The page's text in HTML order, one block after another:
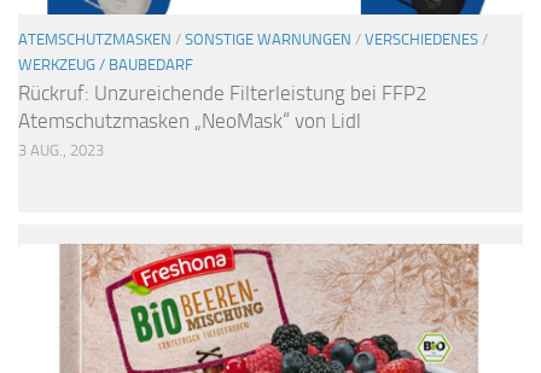
ATEMSCHUTZMASKEN / SONSTIGE WARNUNGEN / VERSCHIEDENES /
WERKZEUG / BAUBEDARF
Rückruf: Unzureichende Filterleistung bei FFP2
Atemschutzmasken „NeoMask“ von Lidl
3 AUG., 2023